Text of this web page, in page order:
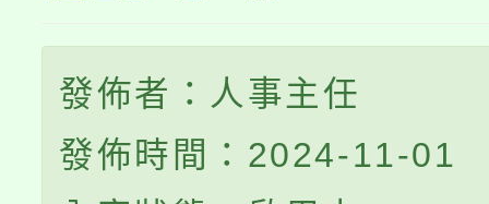
發佈者：人事主任
發佈時間：2024-11-01